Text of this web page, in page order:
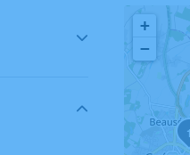
1
+
−